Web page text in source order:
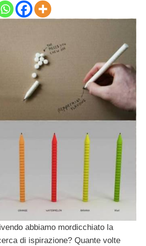
abbiamo mordicchiato la
di ispirazione? Quante volte